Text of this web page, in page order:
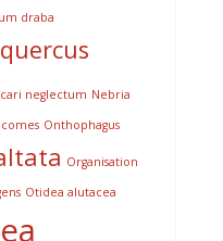
draba
neglectum Nebria
Onthophagus
Organisation
Otidea alutacea